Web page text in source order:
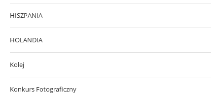
HISZPANIA
HOLANDIA
Kolej
Konkurs Fotograficzny